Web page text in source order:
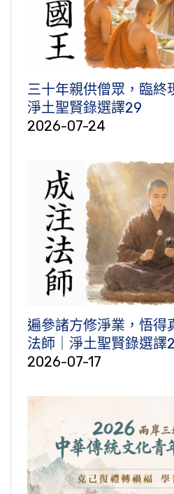
三十年親供僧眾，臨終
淨土聖賢錄選譯29
2026-07-24
遍參諸方修淨業，悟得
法師｜淨土聖賢錄選譯
2026-07-17